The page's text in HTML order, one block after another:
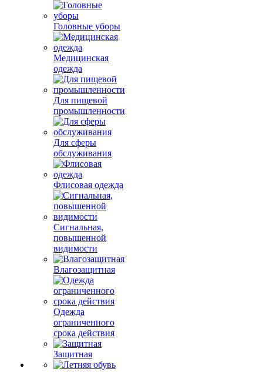
Головные уборы
Медицинская
одежда
Для пищевой
промышленности
Для сферы
обслуживания
Флисовая одежда
Сигнальная,
повышенной
видимости
Влагозащитная
Одежда
ограниченного
срока действия
Защитная